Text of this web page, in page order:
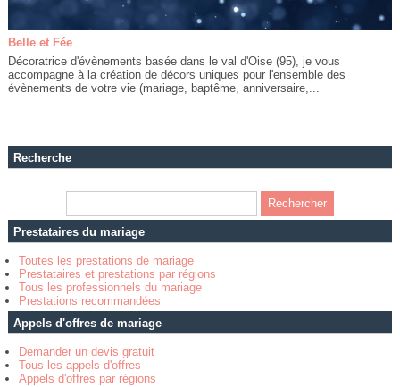
Belle et Fée
Décoratrice d'évènements basée dans le val d'Oise (95), je vous
accompagne à la création de décors uniques pour l'ensemble des
évènements de votre vie (mariage, baptême, anniversaire,...
Recherche
Prestataires du mariage
Toutes les prestations de mariage
Prestataires et prestations par régions
Tous les professionnels du mariage
Prestations recommandées
Appels d'offres de mariage
Demander un devis gratuit
Tous les appels d'offres
Appels d'offres par régions